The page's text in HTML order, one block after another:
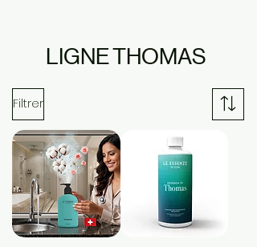
LIGNE THOMAS
Filtrer